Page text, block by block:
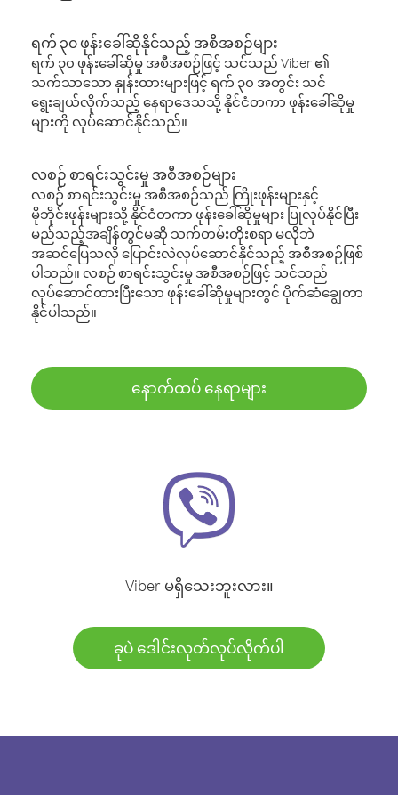
ရက် ၃၀ ဖုန်းခေါ်ဆိုနိုင်သည့် အစီအစဉ်များ
ရက် ၃၀ ဖုန်းခေါ်ဆိုမှု အစီအစဉ်ဖြင့် သင်သည် Viber ၏
သက်သာသော နှုန်းထားများဖြင့် ရက် ၃၀ အတွင်း သင်
ရွေးချယ်လိုက်သည့် နေရာဒေသသို့ နိုင်ငံတကာ ဖုန်းခေါ်ဆိုမှု
များကို လုပ်ဆောင်နိုင်သည်။
လစဉ် စာရင်းသွင်းမှု အစီအစဉ်များ
လစဉ် စာရင်းသွင်းမှု အစီအစဉ်သည် ကြိုးဖုန်းများနှင့်
မိုဘိုင်းဖုန်းများသို့ နိုင်ငံတကာ ဖုန်းခေါ်ဆိုမှုများ ပြုလုပ်နိုင်ပြီး
မည်သည့်အချိန်တွင်မဆို သက်တမ်းတိုးစရာ မလိုဘဲ
အဆင်ပြေသလို ပြောင်းလဲလုပ်ဆောင်နိုင်သည့် အစီအစဉ်ဖြစ်
ပါသည်။ လစဉ် စာရင်းသွင်းမှု အစီအစဉ်ဖြင့် သင်သည်
လုပ်ဆောင်ထားပြီးသော ဖုန်းခေါ်ဆိုမှုများတွင် ပိုက်ဆံချွေတာ
နိုင်ပါသည်။
နောက်ထပ် နေရာများ
Viber မရှိသေးဘူးလား။
ခုပဲ ဒေါင်းလုတ်လုပ်လိုက်ပါ